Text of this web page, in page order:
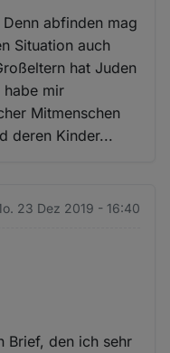
abfinden mag
Situation auch
hat Juden
mir
Mitmenschen
deren Kinder...
23 Dez 2019 - 16:40
Brief, den ich sehr